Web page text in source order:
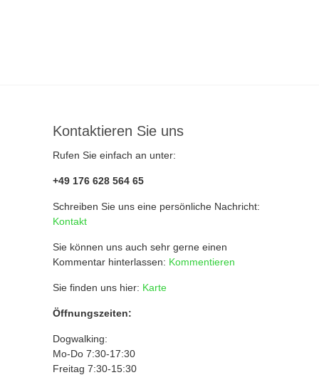
Kontaktieren Sie uns
Rufen Sie einfach an unter:
+49 176 628 564 65
Schreiben Sie uns eine persönliche Nachricht:
Kontakt
Sie können uns auch sehr gerne einen
Kommentar hinterlassen: Kommentieren
Sie finden uns hier: Karte
Öffnungszeiten:
Dogwalking:
Mo-Do 7:30-17:30
Freitag 7:30-15:30